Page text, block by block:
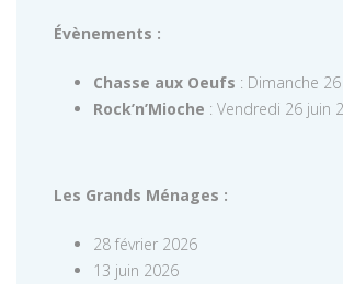
Évènements :
Chasse aux Oeufs : Dimanche
Rock’n’Mioche : Vendredi 26 juin
Les Grands Ménages :
28 février 2026
13 juin 2026